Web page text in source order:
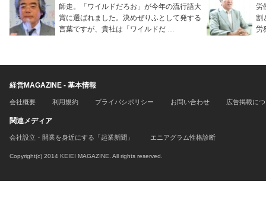
師走。「ワイルドだろお」が今年の流行語大
賞に選ばれました。決めぜりふとして発する
言葉ですが、貴社は「ワイルドだ …
労
割
労
経営MAGAZINE - 基本情報
会社概要 利用規約 プライバシポリシー お問い合わせ 広告掲載に
関連メディア
会社設立・開業を身近にする「起業新聞」 エニアグラム性格診断
Copyright(c) 2014 KEIEI MAGAZINE. All rights reserved.